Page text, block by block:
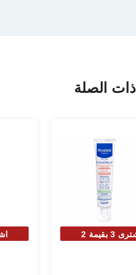
الصلة
3 بقيمة 2